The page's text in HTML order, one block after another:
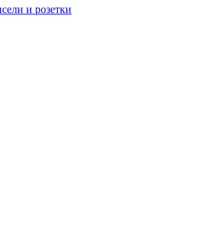
и розетки